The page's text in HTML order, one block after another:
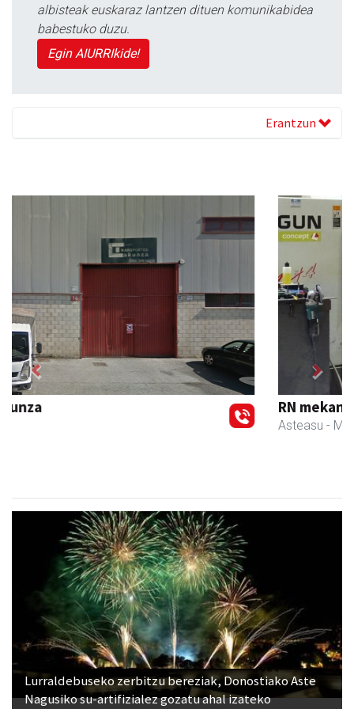
albisteak euskaraz lantzen dituen komunikabidea
babestuko duzu.
Egin AIURRIkide!
Erantzun
RN mekanizatuak
Previous Next
Lurraldebuseko zerbitzu bereziak, Donostiako Aste
Nagusiko su-artifizialez gozatu ahal izateko